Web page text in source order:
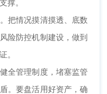
撑。
情况摸清摸透、底数
险防控机制建设，做到
。
管理制度，堵塞监管
。要盘活用好资产，确